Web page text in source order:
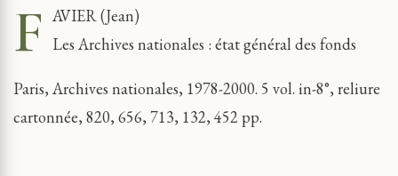
F AVIER (Jean)
Les Archives nationales : état général des fonds
Paris, Archives nationales, 1978-2000. 5 vol. in-8°, reliure
cartonnée, 820, 656, 713, 132, 452 pp.